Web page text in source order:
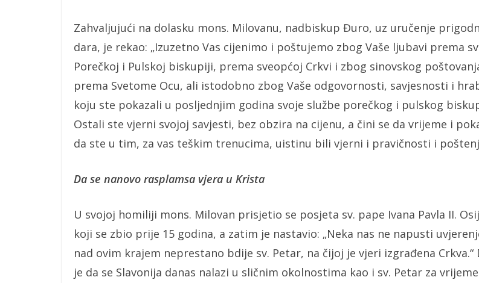
Zahvaljujući na dolasku mons. Milovanu, nadbiskup Đuro, uz uručenje
dara, je rekao: „Izuzetno Vas cijenimo i poštujemo zbog Vaše ljubavi prema
Porečkoj i Pulskoj biskupiji, prema sveopćoj Crkvi i zbog sinovskog
prema Svetome Ocu, ali istodobno zbog Vaše odgovornosti, savjesnosti i
koju ste pokazali u posljednjim godina svoje službe porečkog i pulskog
Ostali ste vjerni svojoj savjesti, bez obzira na cijenu, a čini se da vrijeme i
da ste u tim, za vas teškim trenucima, uistinu bili vjerni i pravičnosti i
Da se nanovo rasplamsa vjera u Krista
U svojoj homiliji mons. Milovan prisjetio se posjeta sv. pape Ivana Pavla II.
koji se zbio prije 15 godina, a zatim je nastavio: „Neka nas ne napusti
nad ovim krajem neprestano bdije sv. Petar, na čijoj je vjeri izgrađena Crkva.“
je da se Slavonija danas nalazi u sličnim okolnostima kao i sv. Petar za vrijeme